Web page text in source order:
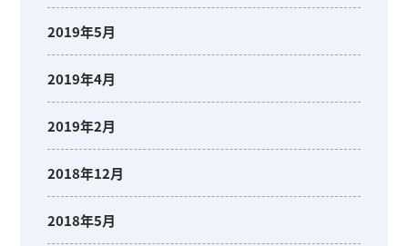
2019年5月
2019年4月
2019年2月
2018年12月
2018年5月